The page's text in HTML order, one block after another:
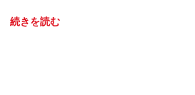
続きを読む